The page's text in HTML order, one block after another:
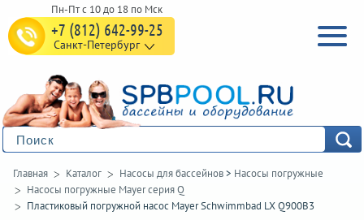
+7 (812) 642-99-25
Санкт-Петербург
Главная Каталог Насосы для бассейнов> Насосы погружные
Насосы погружные Mayer серия Q
Пластиковый погружной насос Mayer Schwimmbad LX Q900B3